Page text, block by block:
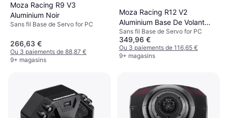
Moza Racing R9 V3
Aluminium Noir
Sans fil Base de Servo for PC
266,63 €
Ou 3 paiements de 88,87 €
9+ magasins
Moza Racing R12 V2
Aluminium Base De Volant
Direct Drive
Sans fil Base de Servo for PC
349,96 €
Ou 3 paiements de 116,65 €
9+ magasins